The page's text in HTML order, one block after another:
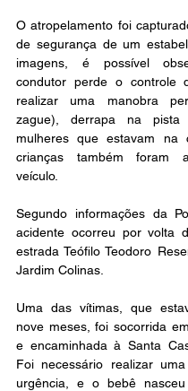
O atropelamento foi
de segurança de um
imagens, é possível
condutor perde o controle
realizar uma manobra
zague), derrapa na
mulheres que estavam na
crianças também foram
veículo.
Segundo informações da
acidente ocorreu por volta
estrada Teófilo Teodoro
Jardim Colinas.
Uma das vítimas, que
nove meses, foi socorrida
e encaminhada à Santa
Foi necessário realizar
urgência, e o bebê